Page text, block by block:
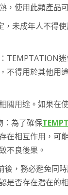
，使用此類產品
未成年人不得
TEMPTATION
不得用於其他用
關用途。如果在
：為了確保
在相互作用，可
不良後果。
後，務必避免同
是否存在潛在的